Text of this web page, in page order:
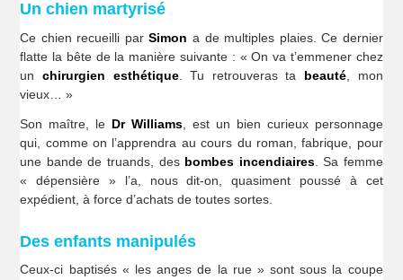
Un chien martyrisé
Ce chien recueilli parSimon a de multiples plaies. Ce dernier
flatte la bête de la manière suivante : « On va t’emmener chez
unchirurgien esthétique. Tu retrouveras ta beauté , mon
vieux… »
Son maître, le Dr Williams , est un bien curieux personnage
qui, comme on l’apprendra au cours du roman, fabrique, pour
une bande de truands, des bombes incendiaires. Sa femme
« dépensière » l’a, nous dit-on, quasiment poussé à cet
expédient, à force d’achats de toutes sortes.
Des enfants manipulés
Ceux-ci baptisés « les anges de la rue » sont sous la coupe